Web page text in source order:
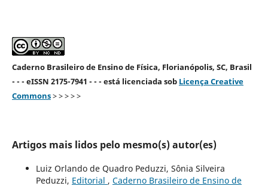
Caderno Brasileiro de Ensino de Física, Florianópolis, SC, Brasil
- - - eISSN 2175-7941 - - - está licenciada sob Licença Creative
Commons> > > > >
Artigos mais lidos pelo mesmo(s) autor(es)
Luiz Orlando de Quadro Peduzzi, Sônia Silveira
Peduzzi, Editorial , Caderno Brasileiro de Ensino de